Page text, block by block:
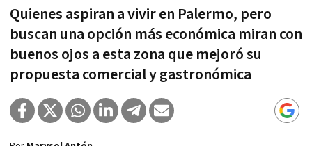
Quienes aspiran a vivir en Palermo, pero
buscan una opción más económica miran con
buenos ojos a esta zona que mejoró su
propuesta comercial y gastronómica